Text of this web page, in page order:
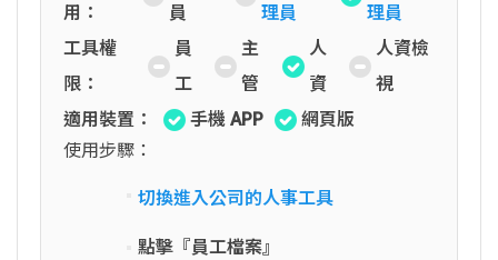
用：
員
理員
理員
工具權
限：
員
工
主
管
人
資
人資檢
視
適用裝置：
手機 APP
網頁版
使用步驟：
切換進入公司的人事工具
點擊『員工檔案』